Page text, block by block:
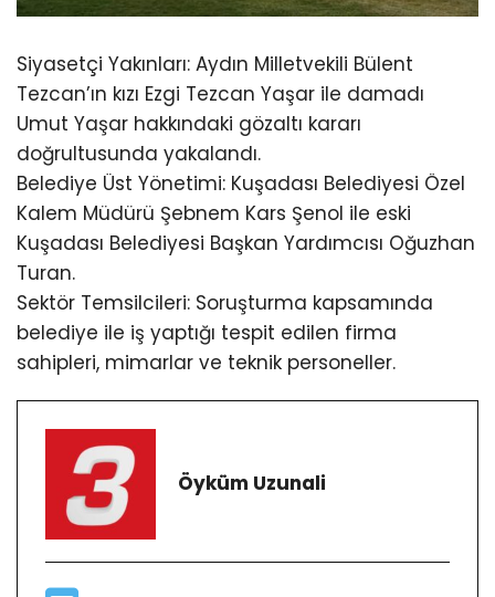
Siyasetçi Yakınları: Aydın Milletvekili Bülent
Tezcan’ın kızı Ezgi Tezcan Yaşar ile damadı
Umut Yaşar hakkındaki gözaltı kararı
doğrultusunda yakalandı.
Belediye Üst Yönetimi: Kuşadası Belediyesi Özel
Kalem Müdürü Şebnem Kars Şenol ile eski
Kuşadası Belediyesi Başkan Yardımcısı Oğuzhan
Turan.
Sektör Temsilcileri: Soruşturma kapsamında
belediye ile iş yaptığı tespit edilen firma
sahipleri, mimarlar ve teknik personeller.
Öyküm Uzunali